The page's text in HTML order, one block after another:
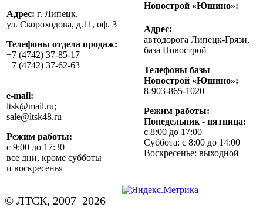
Адрес: г. Липецк,
ул. Скороходова, д.11, оф. 3
Телефоны отдела продаж:
+7 (4742) 37-85-17
+7 (4742) 37-62-63
e-mail:
ltsk@mail.ru;
sale@ltsk48.ru
Режим работы:
с 9:00 до 17:30
все дни, кроме субботы
и воскресенья
Новострой «Юшино»:
Адрес:
автодорога Липецк-Грязи,
база Новострой
Телефоны базы
Новострой «Юшино»:
8-903-865-1020
Режим работы:
Понедельник - пятница:
с 8:00 до 17:00
Суббота: с 8:00 до 14:00
Воскресенье: выходной
© ЛТСК, 2007–2026